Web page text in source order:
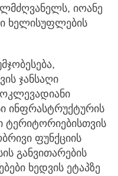
იოანე
ხელისუფლების
ჯანსაღი
ინფრასტრუქტურის
ტერიტორიებისთვის
ფუნქციის
განვითარების
ხედვის ეტაპზე